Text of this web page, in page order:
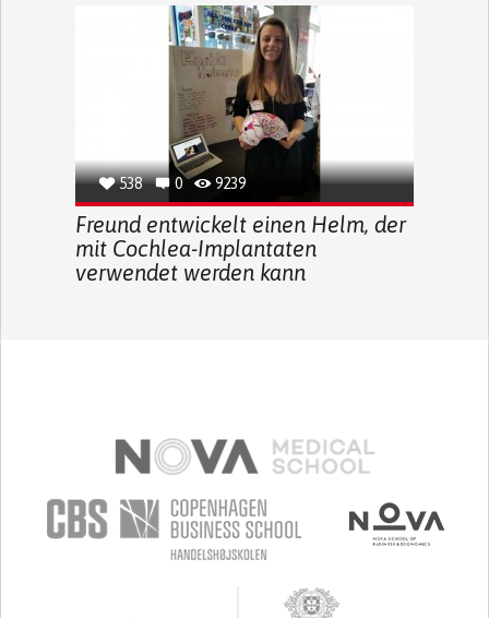
538 0 9239
Freund entwickelt einen Helm, der
mit Cochlea-Implantaten
verwendet werden kann